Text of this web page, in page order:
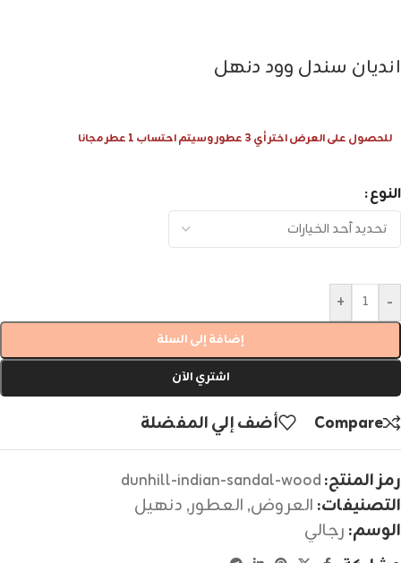
انديان سندل وود دنهل
للحصول على العرض اختر أي 3 عطور وسيتم احتساب 1 عطر مجانا
النوع
-
+
إضافة إلى السلة
اشتري الآن
Compare أضف إلي المفضلة
رمز المنتج:dunhill-indian-sandal-wood
التصنيفات: العروض, العطور, دنهيل
الوسم: رجالي